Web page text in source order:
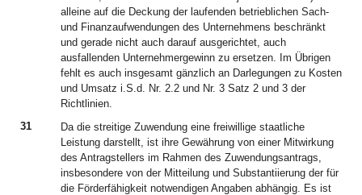
alleine auf die Deckung der laufenden betrieblichen Sach-
und Finanzaufwendungen des Unternehmens beschränkt
und gerade nicht auch darauf ausgerichtet, auch
ausfallenden Unternehmergewinn zu ersetzen. Im Übrigen
fehlt es auch insgesamt gänzlich an Darlegungen zu Kosten
und Umsatz i.S.d. Nr. 2.2 und Nr. 3 Satz 2 und 3 der
Richtlinien.
31
Da die streitige Zuwendung eine freiwillige staatliche
Leistung darstellt, ist ihre Gewährung von einer Mitwirkung
des Antragstellers im Rahmen des Zuwendungsantrags,
insbesondere von der Mitteilung und Substantiierung der für
die Förderfähigkeit notwendigen Angaben abhängig. Es ist